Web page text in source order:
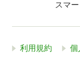
スマ
利用規約 個